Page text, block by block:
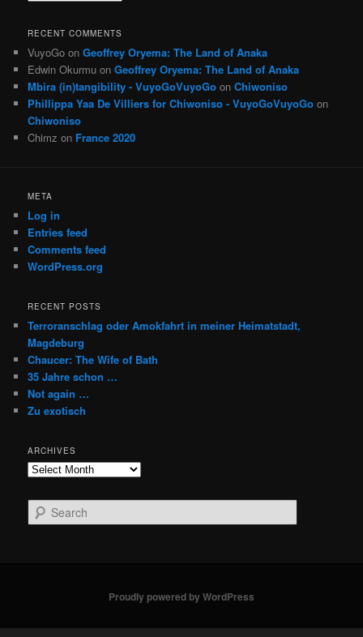
RECENT COMMENTS
VuyoGo onGeoffrey Oryema: The Land of Anaka
Edwin Okurmu onGeoffrey Oryema: The Land of Anaka
Mbira (in)tangibility - VuyoGoVuyoGo onChiwoniso
Phillippa Yaa De Villiers for Chiwoniso - VuyoGoVuyoGo on
Chiwoniso
Chimz on France 2020
META
Log in
Entries feed
Comments feed
WordPress.org
RECENT POSTS
Terroranschlag oder Amokfahrt in meiner Heimatstadt,
Magdeburg
Chaucer: The Wife of Bath
35 Jahre schon …
Not again …
Zu exotisch
ARCHIVES
Archives
e
Proudly powered by WordPress